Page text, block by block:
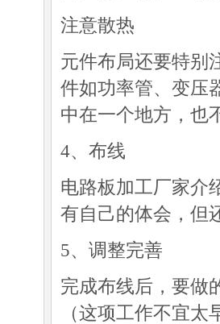
注意散热
元件布局还要特别
件如功率管、变压
中在一个地方，也
4、布线
电路板加工厂家介
有自己的体会，但
5、调整完善
完成布线后，要做
（这项工作不宜